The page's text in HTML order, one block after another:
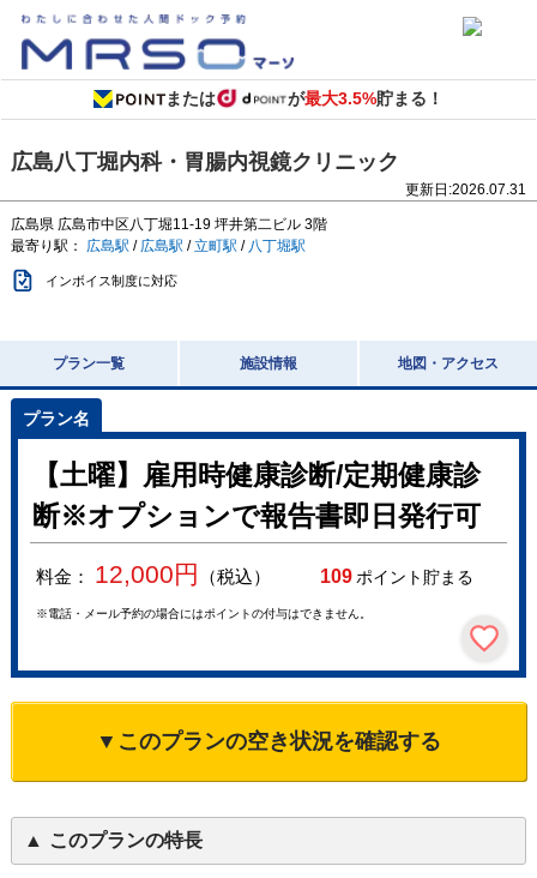
または が最大3.5%貯まる！
広島八丁堀内科・胃腸内視鏡クリニック
更新日:2026.07.31
広島県 広島市中区八丁堀11-19 坪井第二ビル 3階
最寄り駅： 広島駅 / 広島駅 /立町駅 / 八丁堀駅
インボイス制度に対応
プラン一覧 施設情報 地図・アクセス
【土曜】雇用時健康診断/定期健康診
断※オプションで報告書即日発行可
料金： 12,000円 （税込） 109ポイント貯まる
※電話・メール予約の場合にはポイントの付与はできません。
▼このプランの空き状況を確認する
このプランの特長